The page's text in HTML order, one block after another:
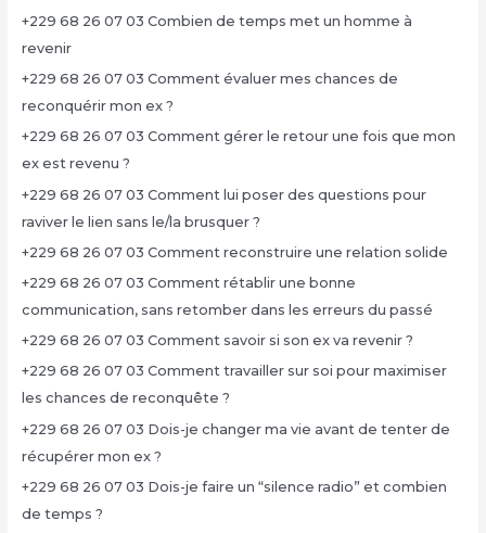
+229 68 26 07 03 Combien de temps met un homme à
revenir
+229 68 26 07 03 Comment évaluer mes chances de
reconquérir mon ex ?
+229 68 26 07 03 Comment gérer le retour une fois que mon
ex est revenu ?
+229 68 26 07 03 Comment lui poser des questions pour
raviver le lien sans le/la brusquer ?
+229 68 26 07 03 Comment reconstruire une relation solide
+229 68 26 07 03 Comment rétablir une bonne
communication, sans retomber dans les erreurs du passé
+229 68 26 07 03 Comment savoir si son ex va revenir ?
+229 68 26 07 03 Comment travailler sur soi pour maximiser
les chances de reconquête ?
+229 68 26 07 03 Dois-je changer ma vie avant de tenter de
récupérer mon ex ?
+229 68 26 07 03 Dois-je faire un “silence radio” et combien
de temps ?